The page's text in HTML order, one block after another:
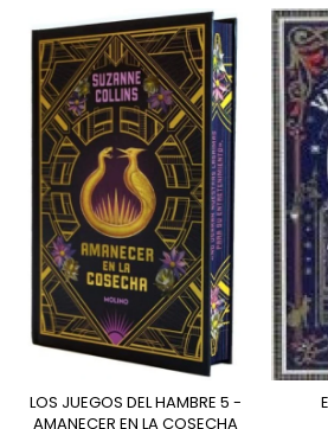
LOS JUEGOS DEL HAMBRE 5 -
AMANECER EN LA COSECHA